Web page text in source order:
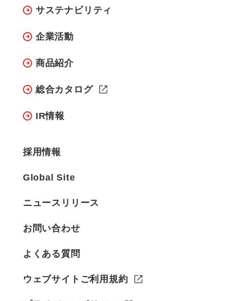
サステナビリティ
企業活動
商品紹介
総合カタログ
IR情報
採用情報
Global Site
ニュースリリース
お問い合わせ
よくある質問
ウェブサイトご利用規約